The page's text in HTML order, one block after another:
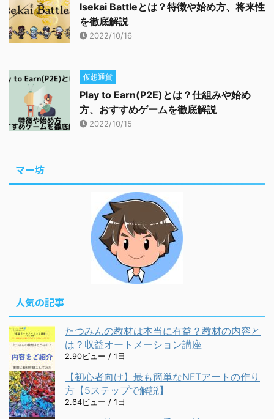
Isekai Battleとは？特徴や始め方、将来性
を徹底解説
2022/10/16
仮想通貨
Play to Earn(P2E)とは？仕組みや始め
方、おすすめゲームを徹底解説
2022/10/15
マー坊
人気の記事
たつみんの教材は本当に有益？教材の内容と
は？収益オートメーション講座
2.90ビュー / 1日
【初心者向け】最も簡単なNFTアートの作り
方【5ステップで解説】
2.64ビュー / 1日